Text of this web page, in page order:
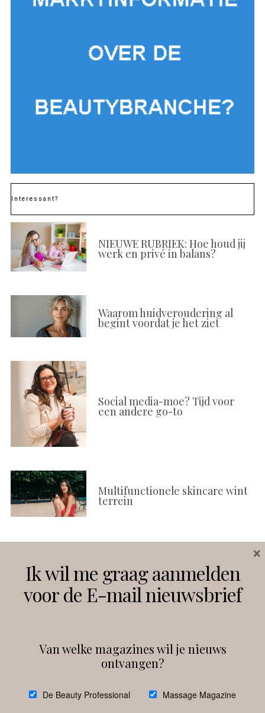
Interessant?
NIEUWE RUBRIEK: Hoe houd jij
werk en privé in balans?
Waarom huidveroudering al
begint voordat je het ziet
Social media-moe? Tijd voor
een andere go-to
Multifunctionele skincare wint
terrein
Instagram Facebook
debeautyprofessional
Ik wil me graag aanmelden
voor de E-mail nieuwsbrief
Van welke magazines wil je nieuws
ontvangen?
De Beauty Professional Massage Magazine
×